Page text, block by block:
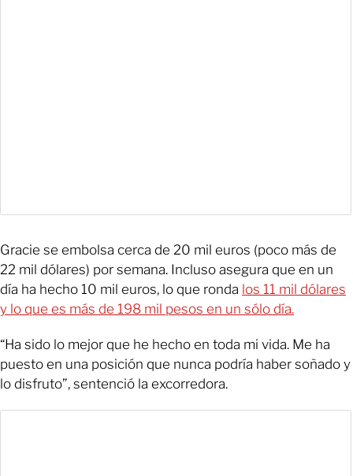
Gracie se embolsa cerca de 20 mil euros (poco más de
22 mil dólares) por semana. Incluso asegura que en un
día ha hecho 10 mil euros, lo que ronda los 11 mil dólares
y lo que es más de 198 mil pesos en un sólo día.
“Ha sido lo mejor que he hecho en toda mi vida. Me ha
puesto en una posición que nunca podría haber soñado y
lo disfruto”, sentenció la excorredora.